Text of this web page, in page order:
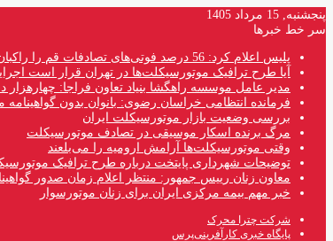
پنجشنبه, 15 مرداد 1405
سر خط خبرها
پلیس اعلام کرد: 56 درصد فوتی‌های تصادفات قم را راکبان موتورسیکلت تشکیل می‌دهند
آیا طرح ترافیک موتورسیکلت‌ها در تهران قرار است
مدیر عامل موسسه راهگشا بنیاد تعاون فراجا:
فرمانده انتظامی خراسان رضوی: بانوان بدون گواهینامه
بررسی وضعیت بازار موتورسیکلت ایران
مرگ برنده اسکار موسیقی در تصادف موتورسیکلت
وقتی موتورسیکلت‌ها آرامش ارومیه را می‌بلعند
توضیحات شهرداری پایتخت درباره طرح ترافیک
معاون زنان رییس جمهور: منتظر اعلام زمان صدور
خبر مهم بیمه مرکزی ایران برای زنان موتورسوار
شرکت چترا محرک
پایگاه خبری کارآفرینی‌پرس